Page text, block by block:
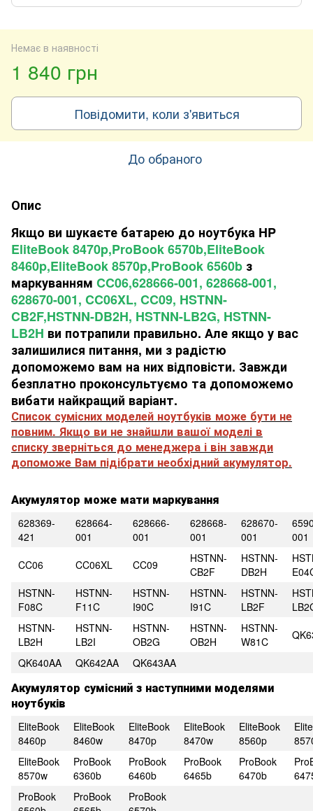
Немає в наявності
1 840 грн
Повідомити, коли з'явиться
До обраного
Опис
Якщо ви шукаєте батарею до ноутбука HP
EliteBook 8470p,ProBook 6570b,EliteBook
8460p,EliteBook 8570p,ProBook 6560b з
маркуванням CC06,628666-001, 628668-001,
628670-001, CC06XL, CC09, HSTNN-
CB2F,HSTNN-DB2H, HSTNN-LB2G, HSTNN-
LB2H ви потрапили правильно. Але якщо у вас
залишилися питання, ми з радістю
допоможемо вам на них відповісти. Завжди
безплатно проконсультуємо та допоможемо
вибати найкращий варіант.
Список сумісних моделей ноутбуків може бути не
повним. Якщо ви не знайшли вашої моделі в
списку зверніться до менеджера і він завжди
допоможе Вам підібрати необхідний акумулятор.
Акумулятор може мати маркування
628369-
421
628664-
001
628666-
001
628668-
001
628670-
001
001
CC06
CC06XL CC09
HSTNN-
CB2F
HSTNN-
DB2H
HSTNN-
F08C
HSTNN-
F11C
HSTNN-
I90C
HSTNN-
I91C
HSTNN-
LB2F
HSTNN-
LB2H
HSTNN-
LB2I
HSTNN-
OB2G
HSTNN-
OB2H
HSTNN-
W81C
QK640AA
QK642AA QK643AA
Акумулятор сумісний з наступними моделями
ноутбуків
EliteBook
8460p
EliteBook
8460w
EliteBook
8470p
EliteBook
8470w
EliteBook
8560p
EliteBook
8570w
ProBook
6360b
ProBook
6460b
ProBook
6465b
ProBook
6470b
ProBook
ProBook
ProBook